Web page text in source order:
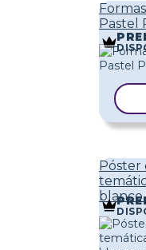
Pastel
Póster
blanco